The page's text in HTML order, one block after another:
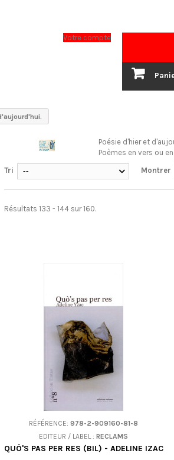
Votre compte
Poésie d'hier et
Poèmes en vers ou
Tri -- Montrer
Résultats 133 - 144 sur 160.
RÉFÉRENCE:978-2-909160-81-8
EDITEUR / LABEL :RECLAMS
QUÒ'S PAS PER RES (BIL) - ADELINE IZAC